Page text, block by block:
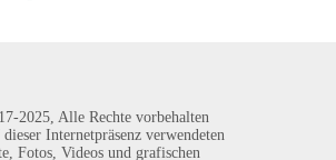
2025, Alle Rechte vorbehalten
Internetpräsenz verwendeten
Fotos, Videos und grafischen